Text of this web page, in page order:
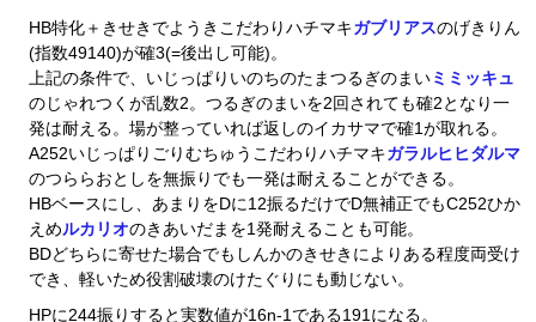
HB特化＋きせきでようきこだわりハチマキガブリアスのげきりん
(指数49140)が確3(=後出し可能)。
上記の条件で、いじっぱりいのちのたまつるぎのまいミミッキュ
のじゃれつくが乱数2。つるぎのまいを2回されても確2となり一
発は耐える。場が整っていれば返しのイカサマで確1が取れる。
A252いじっぱりごりむちゅうこだわりハチマキガラルヒヒダルマ
のつららおとしを無振りでも一発は耐えることができる。
HBベースにし、あまりをDに12振るだけでD無補正でもC252ひか
えめルカリオのきあいだまを1発耐えることも可能。
BDどちらに寄せた場合でもしんかのきせきによりある程度両受け
でき、軽いため役割破壊のけたぐりにも動じない。
HPに244振りすると実数値が16n-1である191になる。